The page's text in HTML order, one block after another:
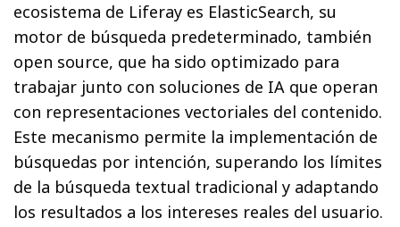
ecosistema de Liferay es ElasticSearch, su
motor de búsqueda predeterminado, también
open source, que ha sido optimizado para
trabajar junto con soluciones de IA que operan
con representaciones vectoriales del contenido.
Este mecanismo permite la implementación de
búsquedas por intención, superando los límites
de la búsqueda textual tradicional y adaptando
los resultados a los intereses reales del usuario.